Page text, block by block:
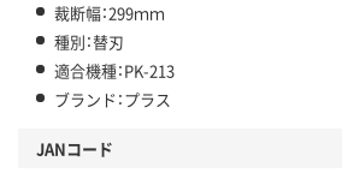
裁断幅：299ｍｍ
種別：替刃
適合機種：PK-213
ブランド：プラス
JANコード